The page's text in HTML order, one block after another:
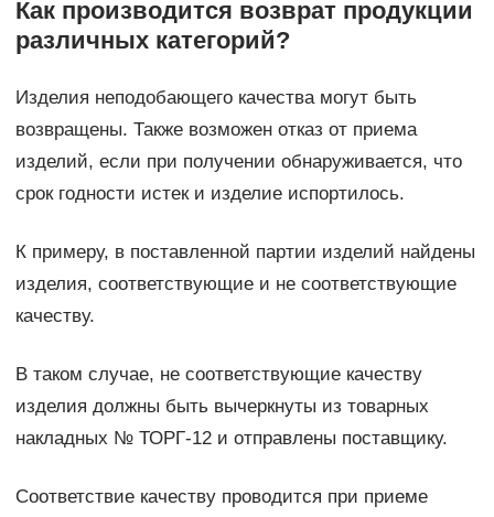
Как производится возврат продукции
различных категорий?
Изделия неподобающего качества могут быть
возвращены. Также возможен отказ от приема
изделий, если при получении обнаруживается, что
срок годности истек и изделие испортилось.
К примеру, в поставленной партии изделий найдены
изделия, соответствующие и не соответствующие
качеству.
В таком случае, не соответствующие качеству
изделия должны быть вычеркнуты из товарных
накладных № ТОРГ-12 и отправлены поставщику.
Соответствие качеству проводится при приеме